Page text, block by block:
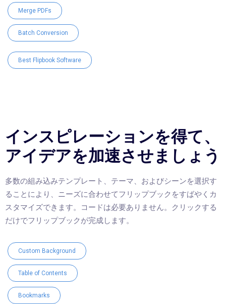
Merge PDFs
Batch Conversion
Best Flipbook Software
インスピレーションを得て、
アイデアを加速させましょう
多数の組み込みテンプレート、テーマ、およびシーンを選択す
ることにより、ニーズに合わせてフリップブックをすばやくカ
スタマイズできます。コードは必要ありません。クリックする
だけでフリップブックが完成します。
Custom Background
Table of Contents
Bookmarks